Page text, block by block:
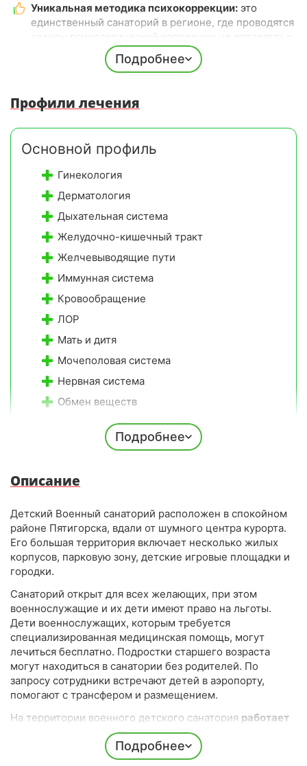
Уникальная методика психокоррекции: это
единственный санаторий в регионе, где проводятся
сеансы психологической коррекции на аппаратах с
биологической обратной связью под руководством
клинического психолога.
возрастов оборудованы игровые площадки и
Подробнее
Профили лечения
Основной профиль
Гинекология
Дерматология
Дыхательная система
Желудочно-кишечный тракт
Желчевыводящие пути
Иммунная система
Кровообращение
ЛОР
Мать и дитя
Мочеполовая система
Нервная система
Обмен веществ
Опорно-двигательный аппарат
Сердечно-сосудистая система
Эндокринная система
Сопутствующий профиль
Оздоровление
Подробнее
Описание
Детский Военный санаторий расположен в спокойном
районе Пятигорска, вдали от шумного центра курорта.
Его большая территория включает несколько жилых
корпусов, парковую зону, детские игровые площадки и
городки.
Санаторий открыт для всех желающих, при этом
военнослужащие и их дети имеют право на льготы.
Дети военнослужащих, которым требуется
специализированная медицинская помощь, могут
лечиться бесплатно. Подростки старшего возраста
могут находиться в санатории без родителей. По
запросу сотрудники встречают детей в аэропорту,
помогают с трансфером и размещением.
На территории военного детского санатория работает
, где дети изучают все основные предметы.
позволяет не прерывать обучение во время курса
Подробнее